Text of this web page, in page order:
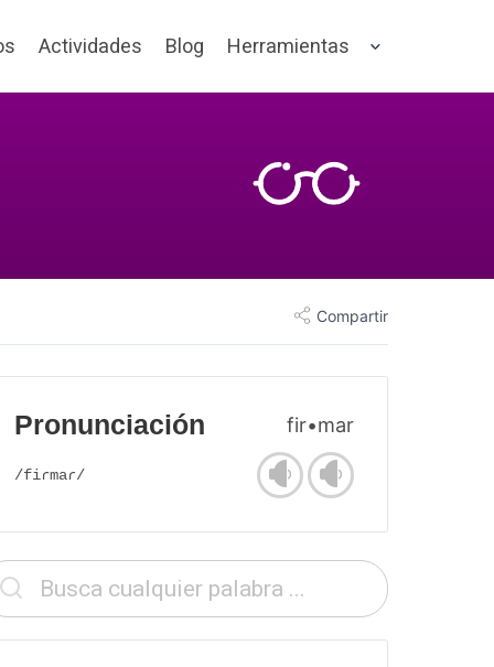
Actividades Blog Herramientas
Compartir
Pronunciación fir•mar
/fiɾmaɾ/